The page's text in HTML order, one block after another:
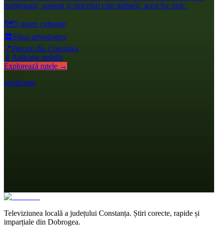
tradiționale, oameni și obiceiuri care definesc acest loc unic.
🗺️5 trasee culturale
🏛️Situri arheologice
📍Plecare din Constanța
📱 Aplicație mobilă
Explorează rutele →
publicitate
Televiziunea locală a județului Constanța. Știri corecte, rapide și
imparțiale din Dobrogea.